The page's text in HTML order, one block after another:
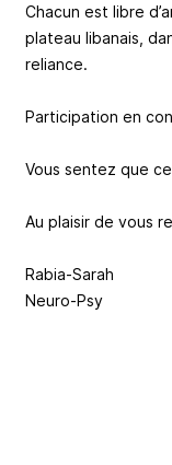
Chacun est libre
plateau libanais,
reliance.
Participation en
Vous sentez que
Au plaisir de vous
Rabia-Sarah
Neuro-Psy